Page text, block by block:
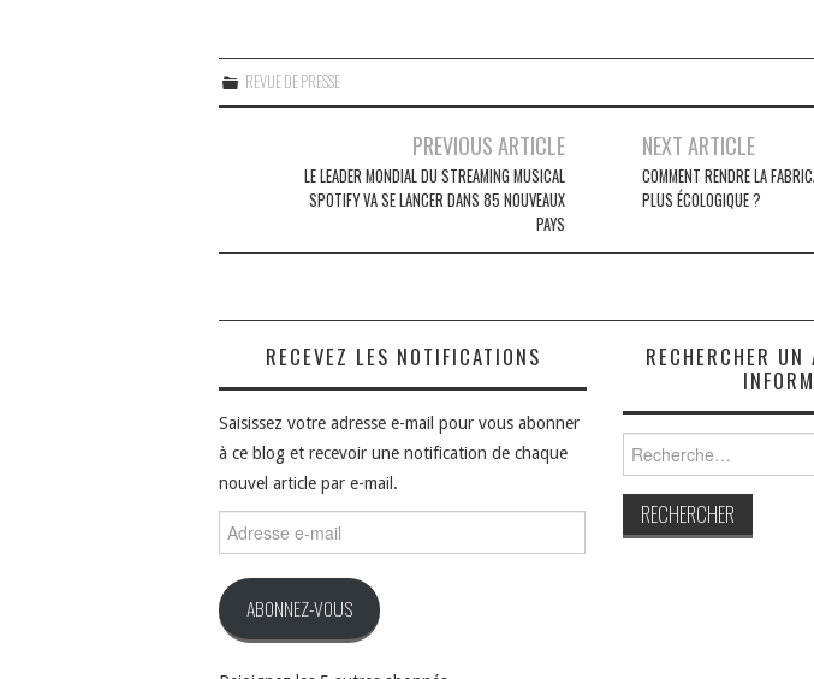
REVUE DE PRESSE
PREVIOUS ARTICLE
LE LEADER MONDIAL DU STREAMING MUSICAL
SPOTIFY VA SE LANCER DANS 85 NOUVEAUX
PAYS
NEXT ARTICLE
COMMENT RENDRE LA
PLUS ÉCOLOGIQUE ?
RECEVEZ LES NOTIFICATIONS
Saisissez votre adresse e-mail pour vous abonner
à ce blog et recevoir une notification de chaque
nouvel article par e-mail.
e-
ABONNEZ-VOUS
RECHERCHER